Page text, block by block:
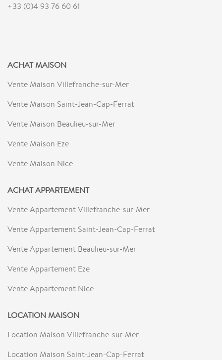
+33 (0)4 93 76 60 61
ACHAT MAISON
Vente Maison Villefranche-sur-Mer
Vente Maison Saint-Jean-Cap-Ferrat
Vente Maison Beaulieu-sur-Mer
Vente Maison Eze
Vente Maison Nice
ACHAT APPARTEMENT
Vente Appartement Villefranche-sur-Mer
Vente Appartement Saint-Jean-Cap-Ferrat
Vente Appartement Beaulieu-sur-Mer
Vente Appartement Eze
Vente Appartement Nice
LOCATION MAISON
Location Maison Villefranche-sur-Mer
Location Maison Saint-Jean-Cap-Ferrat